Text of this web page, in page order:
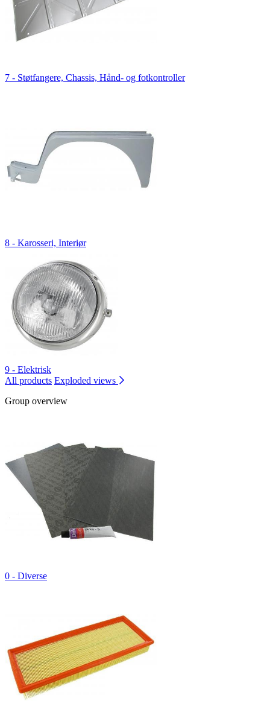
7 - Støtfangere, Chassis, Hånd- og fotkontroller
8 - Karosseri, Interiør
9 - Elektrisk
All products Exploded views
Group overview
0 - Diverse